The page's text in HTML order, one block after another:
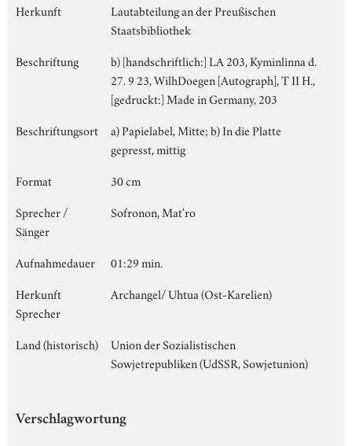
Herkunft
Lautabteilung an der Preußischen
Staatsbibliothek
Beschriftung
b) [handschriftlich:] LA 203, Kyminlinna d.
27. 9 23, WilhDoegen [Autograph], T II H.,
[gedruckt:] Made in Germany, 203
Beschriftungsort
a) Papielabel, Mitte; b) In die Platte
gepresst, mittig
Format
30 cm
Sprecher /
Sänger
Sofronon, Mat'ro
Aufnahmedauer
01:29 min.
Herkunft
Sprecher
Archangel/ Uhtua (Ost-Karelien)
Land (historisch)
Union der Sozialistischen
Sowjetrepubliken (UdSSR, Sowjetunion)
Verschlagwortung